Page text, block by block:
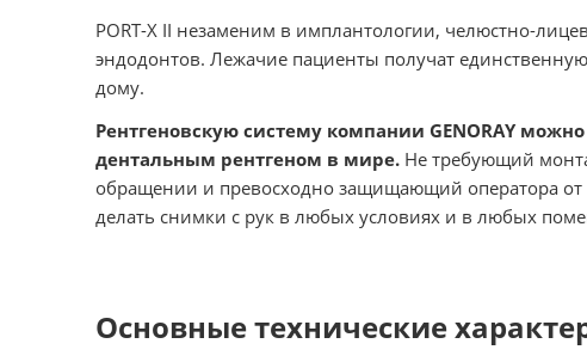
PORT-X II незаменим в имплантологии, челюстно-
эндодонтов. Лежачие пациенты получат
дому.
Рентгеновскую систему компании GENORAY
дентальным рентгеном в мире. Не требующий
обращении и превосходно защищающий оператора от
делать снимки с рук в любых условиях и в любых
Основные технические